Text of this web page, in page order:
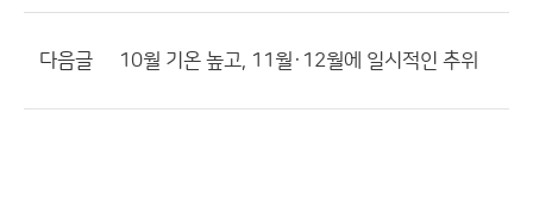
다음글 10월 기온 높고, 11월·12월에 일시적인 추위